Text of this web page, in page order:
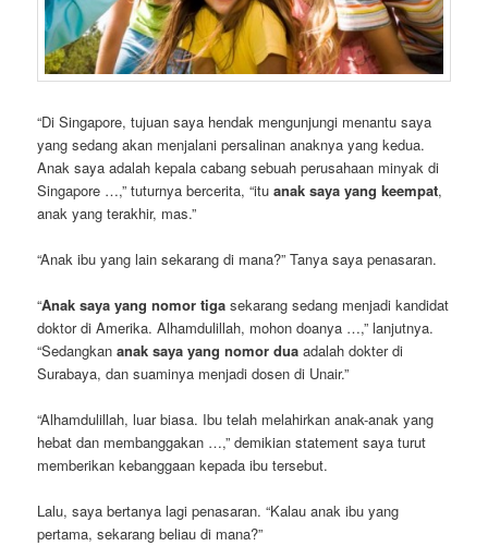
“Di Singapore, tujuan saya hendak mengunjungi menantu saya
yang sedang akan menjalani persalinan anaknya yang kedua.
Anak saya adalah kepala cabang sebuah perusahaan minyak di
Singapore …,” tuturnya bercerita, “ituanak saya yang keempat,
anak yang terakhir, mas.”
“Anak ibu yang lain sekarang di mana?” Tanya saya penasaran.
“Anak saya yang nomor tiga sekarang sedang menjadi kandidat
doktor di Amerika. Alhamdulillah, mohon doanya …,” lanjutnya.
“Sedangkananak saya yang nomor dua adalah dokter di
Surabaya, dan suaminya menjadi dosen di Unair.”
“Alhamdulillah, luar biasa. Ibu telah melahirkan anak-anak yang
hebat dan membanggakan …,” demikian statement saya turut
memberikan kebanggaan kepada ibu tersebut.
Lalu, saya bertanya lagi penasaran. “Kalau anak ibu yang
pertama, sekarang beliau di mana?”